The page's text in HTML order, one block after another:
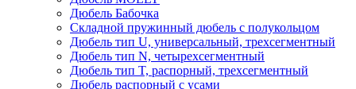
Дюбель Бабочка
Складной пружинный дюбель с полукольцом
Дюбель тип U, универсальный, трехсегментный
Дюбель тип N, четырехсегментный
Дюбель тип T, распорный, трехсегментный
Дюбель распорный с усами